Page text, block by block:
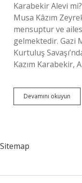
Karabekir Alevi
Musa Kâzım
mensuptur ve
gelmektedir. Gazi
Kurtuluş
Kazım Karabekir,
Devamını okuyun
Sitemap